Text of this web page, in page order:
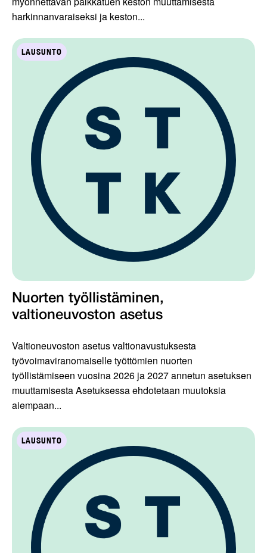
harkinnanvaraiseksi ja keston...
LAUSUNTO
Nuorten työllistäminen,
valtioneuvoston asetus
Valtioneuvoston asetus valtionavustuksesta
työvoimaviranomaiselle työttömien nuorten
työllistämiseen vuosina 2026 ja 2027 annetun asetuksen
muuttamisesta Asetuksessa ehdotetaan muutoksia
aiempaan...
LAUSUNTO